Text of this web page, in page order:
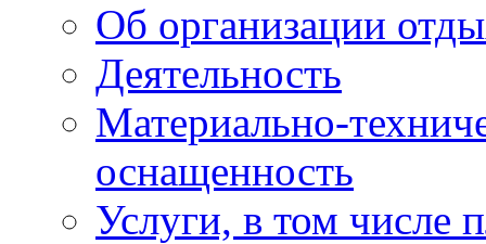
Об организации
Деятельность
Материально-
оснащенность
Услуги, в том числе